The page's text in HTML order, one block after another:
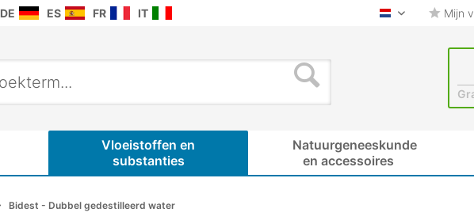
DE ES FR IT glas-shop.be -
Mijn
Vloeistoffen en
substanties
Natuurgeneeskunde
en accessoires
Bidest - Dubbel gedestilleerd water